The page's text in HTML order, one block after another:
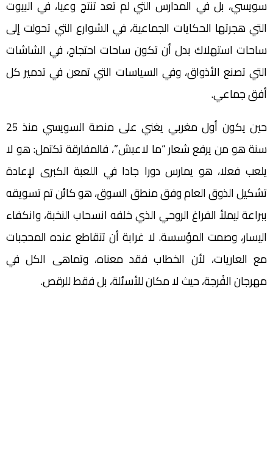
سويسي، بل في المدارس التي لم تعد تنتج وعيا، في البيوت
التي هجرتها الحكايات الجماعية، في الشوارع التي تحولت إلى
ساحات استهلاك بدل أن تكون ساحات احتجاج، في الشاشات
التي تصنع الأذواق، وفي السياسات التي تمعن في تدمير كل
أفق جماعي.
حين يكون أول مغربي يغني على منصة السويسي منذ 25
سنة هو من يرفع شعار “ما لاعبش”، فالمفارقة تكتمل: هو لا
يلعب فعلا، هو يمارس دورا جادا في اللعبة الكبرى لإعادة
تشكيل الذوق العام وفق منطق السوق، هو كائن تم تسويقه
ببراعة ليملأ الفراغ الروحي الذي خلفه انسحاب النخبة، وانكفاء
اليسار، وصمت المؤسسة. لا غرابة أن تتقاطع عنده المحجبات
مع العاريات، لأن الخطاب فقد معناه، وتماهى الكل في
مهرجان الفُرجة، حيث لا مكان للأسئلة، بل فقط للرقص.